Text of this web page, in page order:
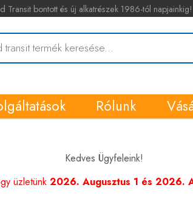
Transit bontott és új alkatrészek 1986-tól
Rólunk
Kedves Ügyfeleink!
üzletünk 2026. Augusztus 1 és 2026.